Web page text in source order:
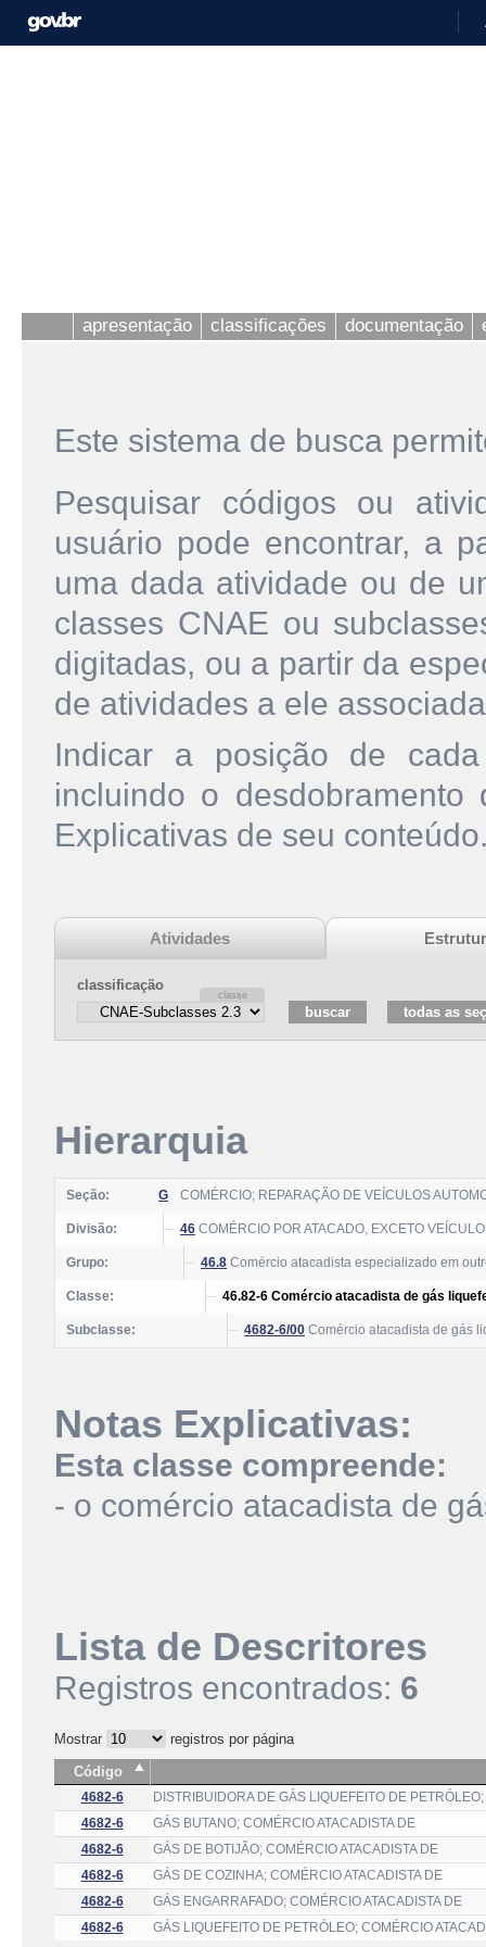
apresentação classificações documentação
Este sistema de busca
Pesquisar códigos ou
usuário pode encontrar, a
uma dada atividade ou de
classes CNAE ou
digitadas, ou a partir da
de atividades a ele
Indicar a posição de
incluindo o
Explicativas de seu
Atividades
classificação
Hierarquia
Seção: G COMÉRCIO; REPARAÇÃO DE VEÍCULOS
Divisão: 46 COMÉRCIO POR ATACADO, EXCETO
Grupo: 46.8 Comércio atacadista especializado em
Classe: 46.82-6 Comércio atacadista de gás
Subclasse: 4682-6/00 Comércio atacadista de gás
Notas Explicativas:
Esta classe compreende:
- o comércio atacadista de
Lista de Descritores
Registros encontrados: 6
Mostrar
registros por página
Código
4682-6
DISTRIBUIDORA DE GÁS LIQUEFEITO DE
4682-6
GÁS BUTANO; COMÉRCIO ATACADISTA DE
4682-6
GÁS DE BOTIJÃO; COMÉRCIO ATACADISTA DE
4682-6
GÁS DE COZINHA; COMÉRCIO ATACADISTA DE
4682-6
GÁS ENGARRAFADO; COMÉRCIO ATACADISTA DE
4682-6
GÁS LIQUEFEITO DE PETRÓLEO; COMÉRCIO